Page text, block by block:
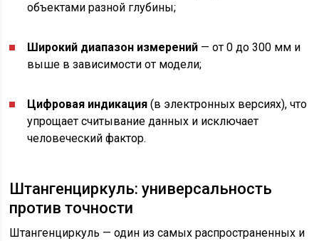
объектами разной глубины;
Широкий диапазон измерений — от 0 до 300 мм и
выше в зависимости от модели;
Цифровая индикация (в электронных версиях), что
упрощает считывание данных и исключает
человеческий фактор.
Штангенциркуль: универсальность
против точности
Штангенциркуль — один из самых распространенных и